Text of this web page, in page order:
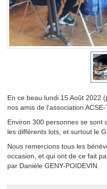
En ce beau lundi 15 Août 2022
nos amis de l'association
Environ 300 personnes se sont
les différents lots, et surtout le
Nous remercions tous les
occasion, et qui ont de ce fait
par Danièle GENY-POIDEVIN.